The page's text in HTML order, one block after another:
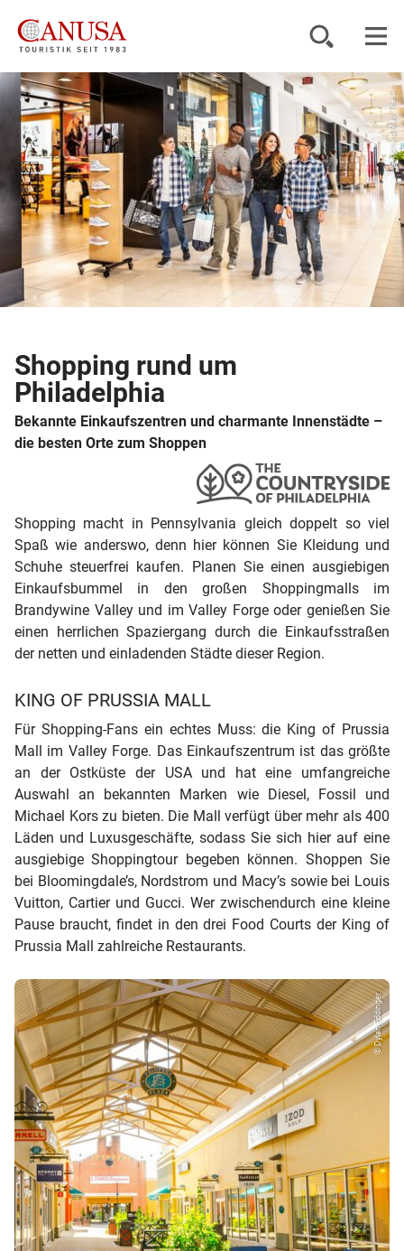
Reiseziele
Reisearten
Inspiration
Service
© Richard Mai/ The C...
Shopping rund um
Philadelphia
Bekannte Einkaufszentren und charmante Innenstädte –
die besten Orte zum Shoppen
Shopping macht in Pennsylvania gleich doppelt so viel
Spaß wie anderswo, denn hier können Sie Kleidung und
Schuhe steuerfrei kaufen. Planen Sie einen ausgiebigen
Einkaufsbummel in den großen Shoppingmalls im
Brandywine Valley und im Valley Forge oder genießen Sie
einen herrlichen Spaziergang durch die Einkaufsstraßen
der netten und einladenden Städte dieser Region.
KING OF PRUSSIA MALL
Für Shopping-Fans ein echtes Muss: die King of Prussia
Mall im Valley Forge. Das Einkaufszentrum ist das größte
an der Ostküste der USA und hat eine umfangreiche
Auswahl an bekannten Marken wie Diesel, Fossil und
Michael Kors zu bieten. Die Mall verfügt über mehr als 400
Läden und Luxusgeschäfte, sodass Sie sich hier auf eine
ausgiebige Shoppingtour begeben können. Shoppen Sie
bei Bloomingdale’s, Nordstrom und Macy’s sowie bei Louis
Vuitton, Cartier und Gucci. Wer zwischendurch eine kleine
Pause braucht, findet in den drei Food Courts der King of
Prussia Mall zahlreiche Restaurants.
© Dylan Eddinger